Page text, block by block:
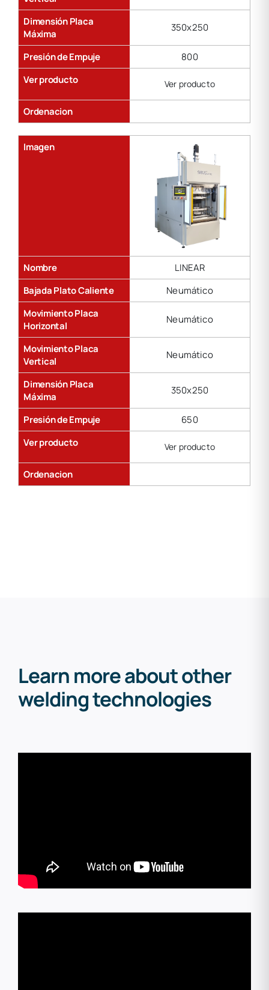
Dimensión Placa
Máxima
350x250
Presión de Empuje
800
Ver producto
Ver producto
Ordenacion
Imagen
Nombre
LINEAR
Bajada Plato Caliente
Neumático
Movimiento Placa
Horizontal
Neumático
Movimiento Placa
Vertical
Neumático
Dimensión Placa
Máxima
350x250
Presión de Empuje
650
Ver producto
Ver producto
Ordenacion
Learn more about other
welding technologies